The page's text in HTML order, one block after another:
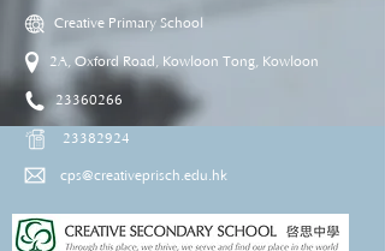
Creative Primary School
2A, Oxford Road, Kowloon Tong, Kowloon
23360266
23382924
cps@creativeprisch.edu.hk